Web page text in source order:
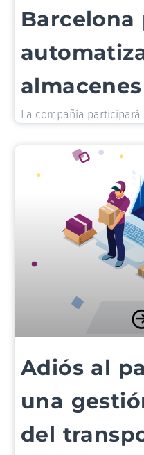
Barcelona
La compañía
Adiós al
una
del